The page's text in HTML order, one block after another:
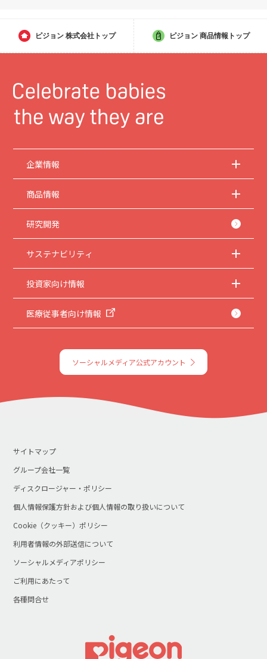
ピジョン 株式会社トップ ピジョン 商品情報トップ
企業情報
商品情報
研究開発
サステナビリティ
投資家向け情報
医療従事者向け情報
ソーシャルメディア公式アカウント
サイトマップ
グループ会社一覧
ディスクロージャー・ポリシー
個人情報保護方針および個人情報の取り扱いについて
Cookie（クッキー）ポリシー
利用者情報の外部送信について
ソーシャルメディアポリシー
ご利用にあたって
各種問合せ